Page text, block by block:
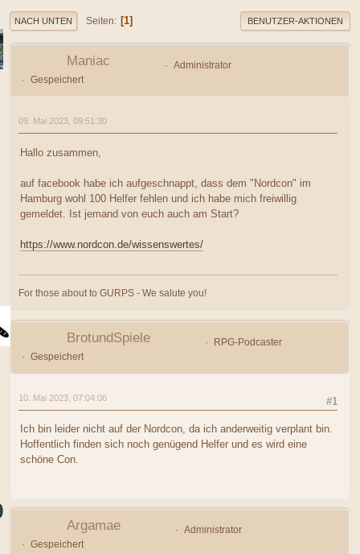
NACH UNTEN Seiten 1 BENUTZER-AKTIONEN
Maniac
Administrator
Gespeichert
09. Mai 2023, 09:51:30
Hallo zusammen,
auf facebook habe ich aufgeschnappt, dass dem "Nordcon" im
Hamburg wohl 100 Helfer fehlen und ich habe mich freiwillig
gemeldet. Ist jemand von euch auch am Start?
https://www.nordcon.de/wissenswertes/
For those about to GURPS - We salute you!
BrotundSpiele
RPG-Podcaster
Gespeichert
#1
10. Mai 2023, 07:04:06
Ich bin leider nicht auf der Nordcon, da ich anderweitig verplant bin.
Hoffentlich finden sich noch genügend Helfer und es wird eine
schöne Con.
Argamae
Administrator
Gespeichert